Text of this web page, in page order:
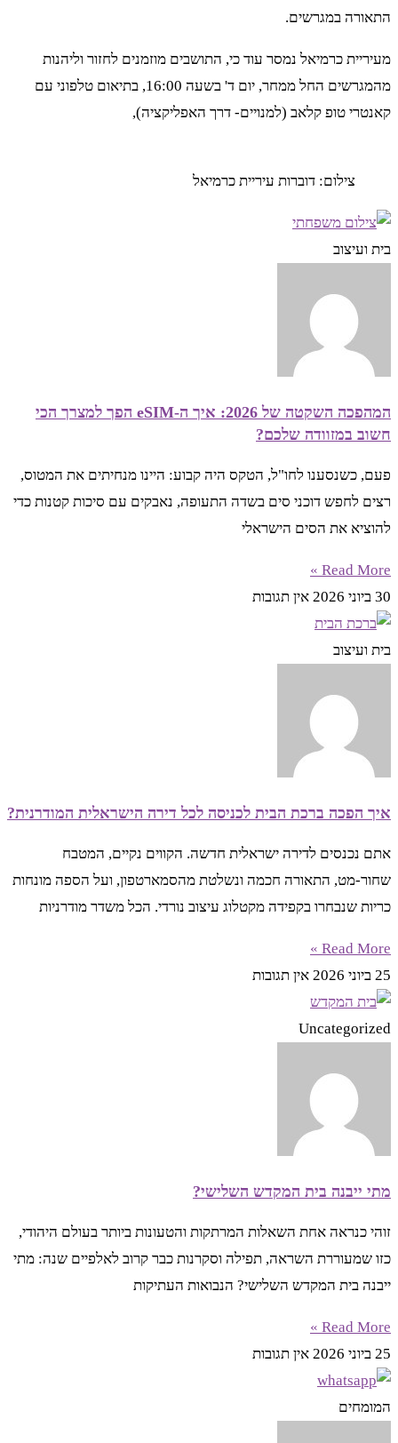
התאורה במגרשים.
מעיריית כרמיאל נמסר עוד כי, התושבים מוזמנים לחזור וליהנות
מהמגרשים החל ממחר, יום ד' בשעה 16:00, בתיאום טלפוני עם
קאנטרי טופ קלאב (למנויים- דרך האפליקציה),
צילום: דוברות עיריית כרמיאל
בית ועיצוב
המהפכה השקטה של 2026: איך ה-eSIM הפך למצרך הכי
חשוב במזוודה שלכם?
פעם, כשנסענו לחו"ל, הטקס היה קבוע: היינו מנחיתים את המטוס,
רצים לחפש דוכני סים בשדה התעופה, נאבקים עם סיכות קטנות כדי
להוציא את הסים הישראלי
Read More »
30 ביוני 2026
אין תגובות
בית ועיצוב
איך הפכה ברכת הבית לכניסה לכל דירה הישראלית המודרנית?
אתם נכנסים לדירה ישראלית חדשה. הקווים נקיים, המטבח
שחור-מט, התאורה חכמה ונשלטת מהסמארטפון, ועל הספה מונחות
כריות שנבחרו בקפידה מקטלוג עיצוב נורדי. הכל משדר מודרניות
Read More »
25 ביוני 2026
אין תגובות
Uncategorized
מתי ייבנה בית המקדש השלישי?
זוהי כנראה אחת השאלות המרתקות והטעונות ביותר בעולם היהודי,
כזו שמעוררת השראה, תפילה וסקרנות כבר קרוב לאלפיים שנה: מתי
ייבנה בית המקדש השלישי? הנבואות העתיקות
Read More »
25 ביוני 2026
אין תגובות
המומחים